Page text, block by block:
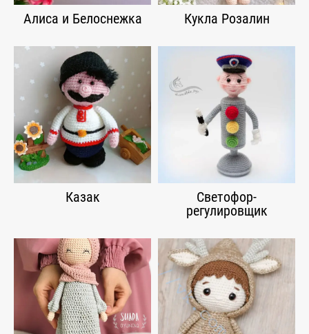
Алиса и Белоснежка Кукла Розалин
Казак
Светофор-
регулировщик